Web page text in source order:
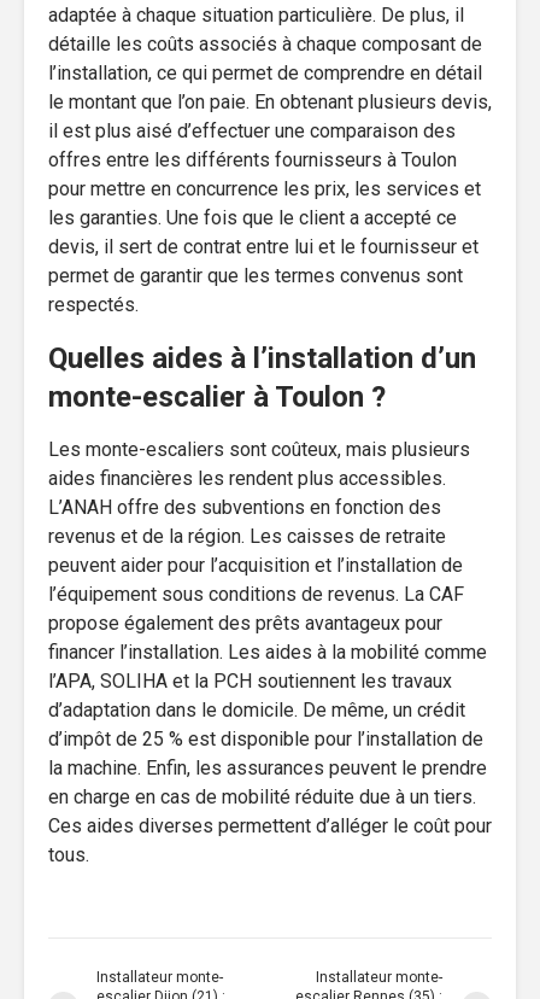
adaptée à chaque situation particulière. De plus, il
détaille les coûts associés à chaque composant de
l’installation, ce qui permet de comprendre en détail
le montant que l’on paie. En obtenant plusieurs devis,
il est plus aisé d’effectuer une comparaison des
offres entre les différents fournisseurs à Toulon
pour mettre en concurrence les prix, les services et
les garanties. Une fois que le client a accepté ce
devis, il sert de contrat entre lui et le fournisseur et
permet de garantir que les termes convenus sont
respectés.
Quelles aides à l’installation d’un
monte-escalier à Toulon ?
Les monte-escaliers sont coûteux, mais plusieurs
aides financières les rendent plus accessibles.
L’ANAH offre des subventions en fonction des
revenus et de la région. Les caisses de retraite
peuvent aider pour l’acquisition et l’installation de
l’équipement sous conditions de revenus. La CAF
propose également des prêts avantageux pour
financer l’installation. Les aides à la mobilité comme
l’APA, SOLIHA et la PCH soutiennent les travaux
d’adaptation dans le domicile. De même, un crédit
d’impôt de 25 % est disponible pour l’installation de
la machine. Enfin, les assurances peuvent le prendre
en charge en cas de mobilité réduite due à un tiers.
Ces aides diverses permettent d’alléger le coût pour
tous.
Installateur monte-
Installateur monte-